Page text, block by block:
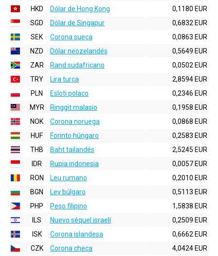
HKD
Dólar de Hong Kong
0,1180 EUR
SGD
Dólar de Singapur
0,6832 EUR
SEK
Corona sueca
0,0863 EUR
NZD
Dólar neozelandés
0,5649 EUR
ZAR
Rand sudafricano
0,0502 EUR
TRY
Lira turca
2,8594 EUR
PLN
Esloti polaco
0,2346 EUR
MYR
Ringgit malasio
0,1958 EUR
NOK
Corona noruega
0,0868 EUR
HUF
Forinto húngaro
0,2583 EUR
THB
Baht tailandés
2,5245 EUR
IDR
Rupia indonesia
0,0057 EUR
RON
Leu rumano
0,2010 EUR
BGN
Lev búlgaro
0,5113 EUR
PHP
Peso filipino
1,5838 EUR
ILS
Nuevo séquel israelí
0,2509 EUR
ISK
Corona islandesa
0,6662 EUR
CZK
Corona checa
4,0424 EUR